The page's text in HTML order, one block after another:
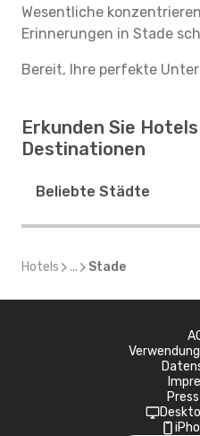
Wesentliche
Erinnerungen in Stade
Bereit, Ihre perfekte
Erkunden Sie
Destinationen
Beliebte Städte
Hotels ... Stade